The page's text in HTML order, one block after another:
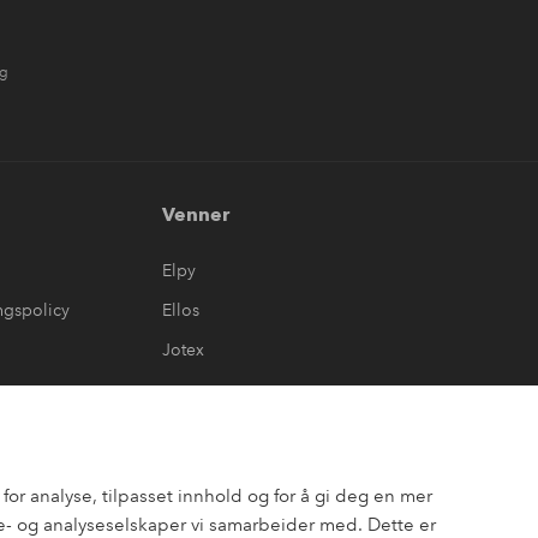
analyse, tilpasset innhold og for å gi deg en mer
analyseselskaper vi samarbeider med. Dette er
Venner
Elpy
Ellos
Jotex